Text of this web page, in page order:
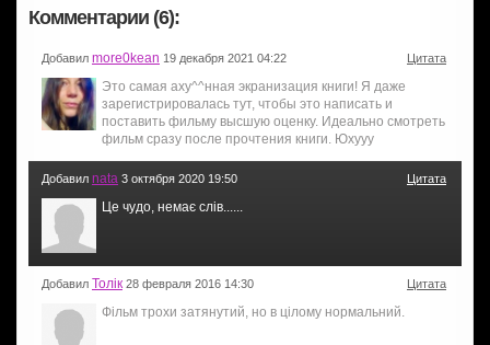
Комментарии (6):
Добавил more0kean 19 декабря 2021 04:22 Цитата
Это самая аху^^нная экранизация книги! Я даже
зарегистрировалась тут, чтобы это написать и
поставить фильму высшую оценку. Идеально смотреть
фильм сразу после прочтения книги. Юхууу
Добавил nata 3 октября 2020 19:50 Цитата
Це чудо, немає слів......
Добавил Толiк 28 февраля 2016 14:30 Цитата
Фiльм трохи затянутий, но в цiлому нормальний.